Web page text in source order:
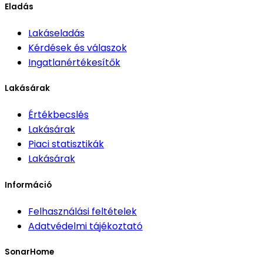
Eladás
Lakáseladás
Kérdések és válaszok
Ingatlanértékesítők
Lakásárak
Értékbecslés
Lakásárak
Piaci statisztikák
Lakásárak
Információ
Felhasználási feltételek
Adatvédelmi tájékoztató
SonarHome